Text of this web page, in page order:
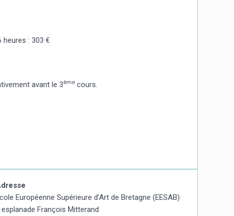
heures : 303 €
avant le 3ème cours.
Européenne Supérieure d'Art de Bretagne (EESAB)
esplanade François Mitterand